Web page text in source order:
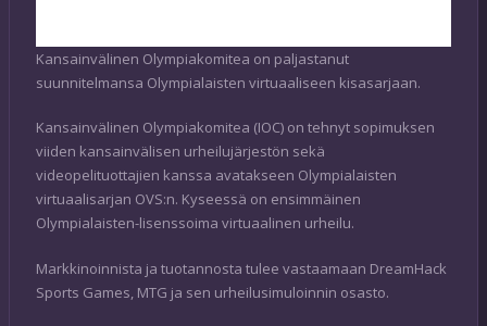
Kansainvälinen Olympiakomitea on paljastanut
suunnitelmansa Olympialaisten virtuaaliseen kisasarjaan.
Kansainvälinen Olympiakomitea (IOC) on tehnyt sopimuksen
viiden kansainvälisen urheilujärjestön sekä
videopelituottajien kanssa avatakseen Olympialaisten
virtuaalisarjan OVS:n. Kyseessä on ensimmäinen
Olympialaisten-lisenssoima virtuaalinen urheilu.
Markkinoinnista ja tuotannosta tulee vastaamaan DreamHack
Sports Games, MTG ja sen urheilusimuloinnin osasto.